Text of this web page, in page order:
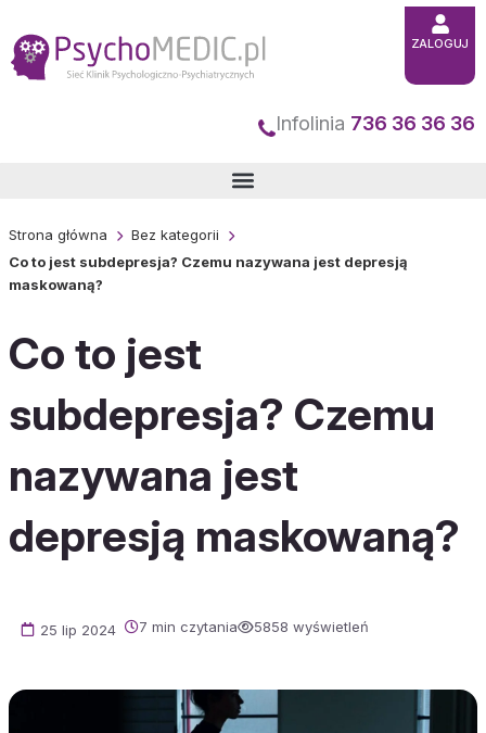
do
treści
Infolinia 736 36 36 36
ZALOGUJ
Strona główna
Bez kategorii
Co to jest subdepresja? Czemu nazywana jest depresją
maskowaną?
Co to jest
subdepresja? Czemu
nazywana jest
depresją maskowaną?
25 lip 2024 7 min czytania 5858 wyświetleń